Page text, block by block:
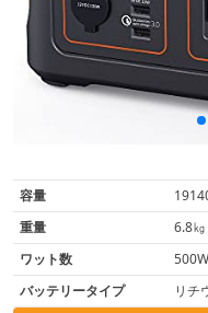
容量
重量
6.8㎏
ワット数
500W
バッテリータイプ
リチ